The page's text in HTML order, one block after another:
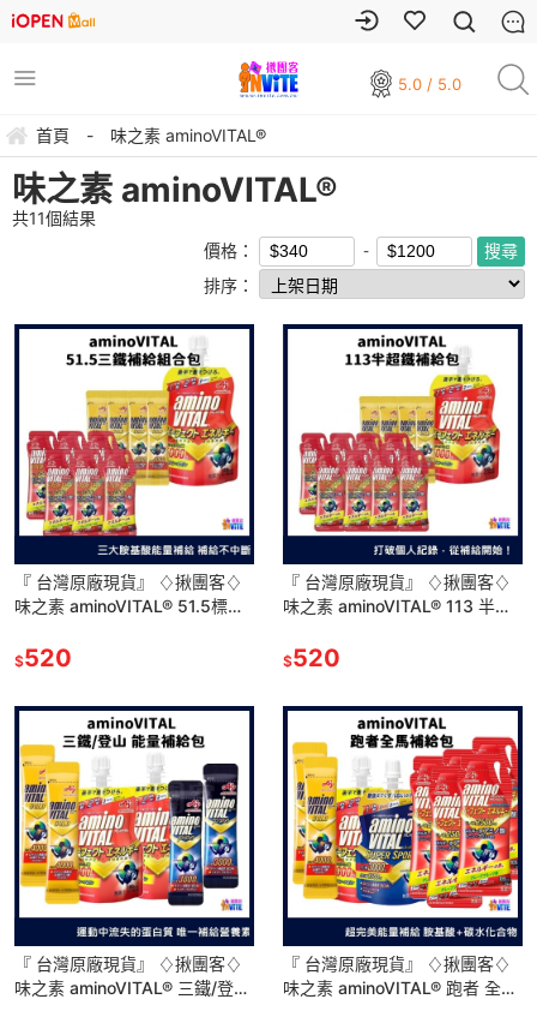
5.0 / 5.0
首頁 - 味之素 aminoVITAL®
味之素 aminoVITAL®
共11個結果
價格：
排序：
『 台灣原廠現貨』 ♢揪團客♢
味之素 aminoVITAL® 51.5標鐵
鐵
$520
『 台灣原廠現貨』 ♢揪團客♢
味之素 aminoVITAL® 113 半超
白 能量
$520
『 台灣原廠現貨』 ♢揪團客♢
味之素 aminoVITAL® 三鐵/登山
『 台灣原廠現貨』 ♢揪團客♢
味之素 aminoVITAL® 跑者 全馬